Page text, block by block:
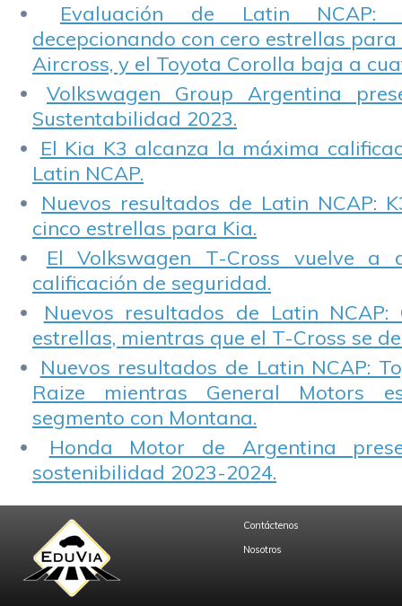
Evaluación de Latin NCAP:
decepcionando con cero estrellas para
Aircross, y el Toyota Corolla baja a
Volkswagen Group Argentina
Sustentabilidad 2023.
El Kia K3 alcanza la máxima
Latin NCAP.
Nuevos resultados de Latin NCAP:
cinco estrellas para Kia.
El Volkswagen T-Cross vuelve a
calificación de seguridad.
Nuevos resultados de Latin NCAP:
estrellas, mientras que el T-Cross se
Nuevos resultados de Latin NCAP:
Raize mientras General Motors
segmento con Montana.
Honda Motor de Argentina
sostenibilidad 2023-2024.
Contáctenos
Nosotros